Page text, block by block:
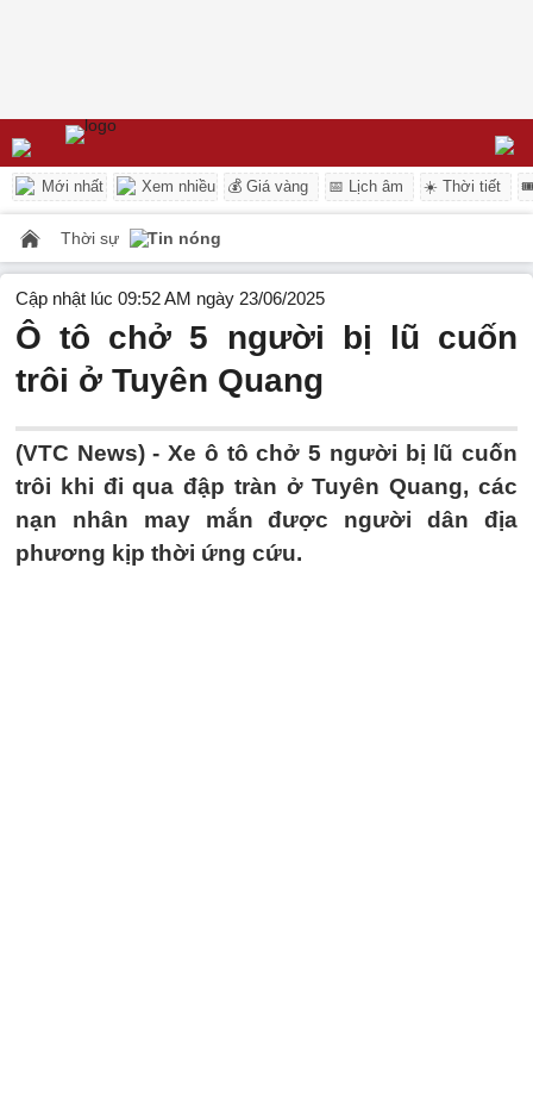
Mới nhất Xem nhiều 💰 Giá vàng 📅 Lịch âm ☀️ Thời tiết
Thời sự Tin nóng
Cập nhật lúc 09:52 AM ngày 23/06/2025
Ô tô chở 5 người bị lũ cuốn
trôi ở Tuyên Quang
(VTC News) -Xe ô tô chở 5 người bị lũ cuốn
trôi khi đi qua đập tràn ở Tuyên Quang, các
nạn nhân may mắn được người dân địa
phương kịp thời ứng cứu.